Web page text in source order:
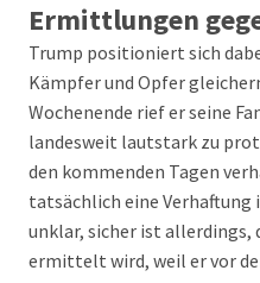
Ermittlungen
Trump positioniert sich
Kämpfer und Opfer
Wochenende rief er seine
landesweit lautstark zu
den kommenden Tagen
tatsächlich eine Verhaftung
unklar, sicher ist allerdings,
ermittelt wird, weil er vor